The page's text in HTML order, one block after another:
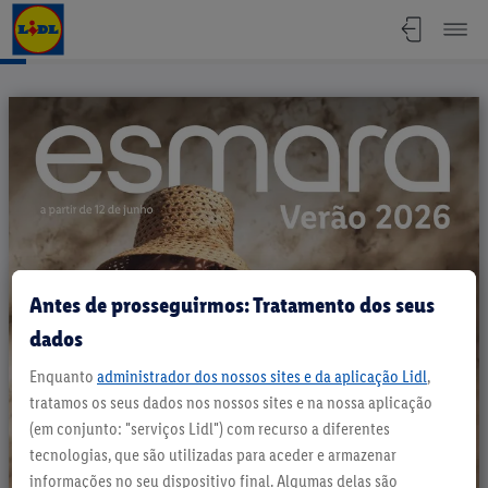
Folheto Especial - Esmara Verão
Antes de prosseguirmos: Tratamento dos seus
dados
Enquanto administrador dos nossos sites e da aplicação Lidl,
tratamos os seus dados nos nossos sites e na nossa aplicação
(em conjunto: "serviços Lidl") com recurso a diferentes
tecnologias, que são utilizadas para aceder e armazenar
informações no seu dispositivo final. Algumas delas são